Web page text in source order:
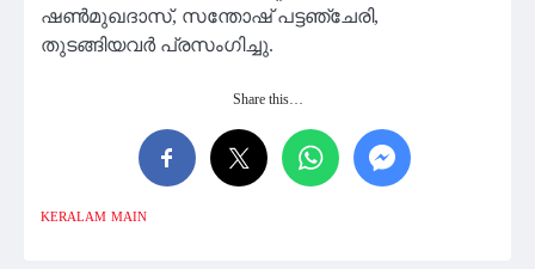
ഷൺമുഖദാസ്, സന്തോഷ് പട്ടഞ്ചേരി,
തുടങ്ങിയവർ പ്രസംഗിച്ചു.
Share this…
KERALAM MAIN